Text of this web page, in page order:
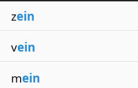
zein
vein
mein